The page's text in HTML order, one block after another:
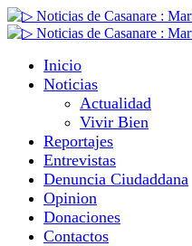
Inicio
Noticias
Actualidad
Vivir Bien
Reportajes
Entrevistas
Denuncia Ciudaddana
Opinion
Donaciones
Contactos